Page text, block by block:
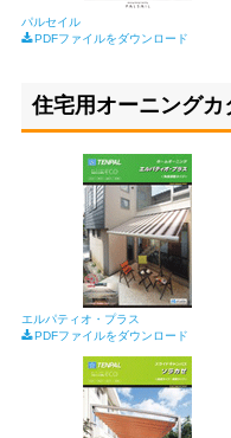
パルセイル
PDFファイルをダウンロード
住宅用オーニングカ
エルパティオ・プラス
PDFファイルをダウンロード